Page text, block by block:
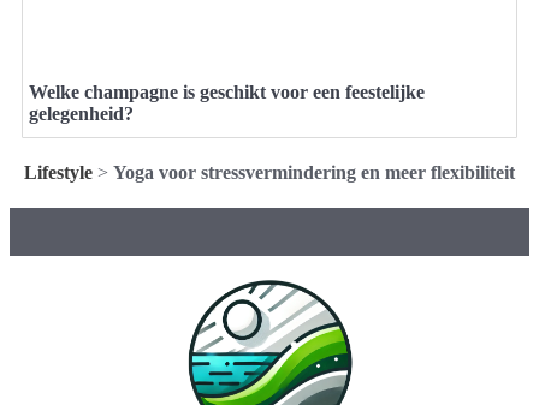
Welke champagne is geschikt voor een feestelijke
gelegenheid?
Lifestyle > Yoga voor stressvermindering en meer flexibiliteit